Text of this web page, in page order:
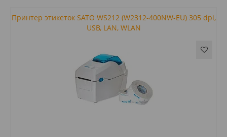
Принтер этикеток SATO WS212 (W2312-400NW-EU) 305 dpi,
USB, LAN, WLAN